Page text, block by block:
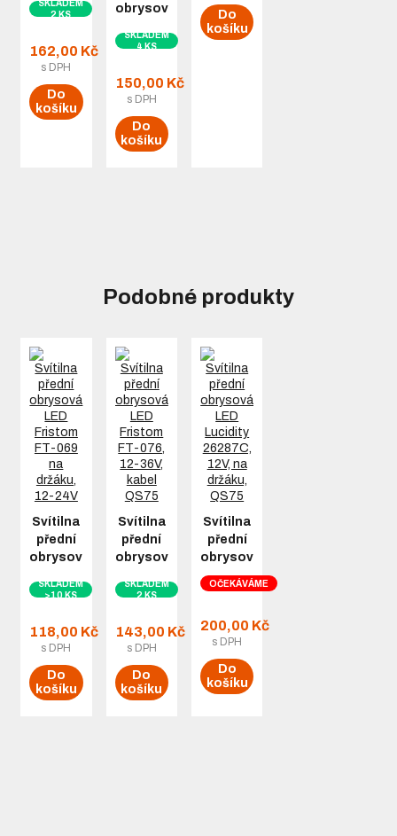
SKLADEM
2 KS
162,00 Kč
s DPH
Do
košíku
obrysová…
SKLADEM
4 KS
150,00 Kč
s DPH
Do
košíku
Do
košíku
Podobné produkty
Svítilna
přední
obrysová…
SKLADEM
>10 KS
118,00 Kč
s DPH
Do
košíku
Svítilna
přední
obrysová…
SKLADEM
2 KS
143,00 Kč
s DPH
Do
košíku
Svítilna
přední
obrysová…
OČEKÁVÁME
200,00 Kč
s DPH
Do
košíku